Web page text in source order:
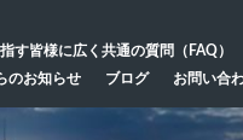
す皆様に広く共通の質問（FAQ）
のお知らせ ブログ お問い合